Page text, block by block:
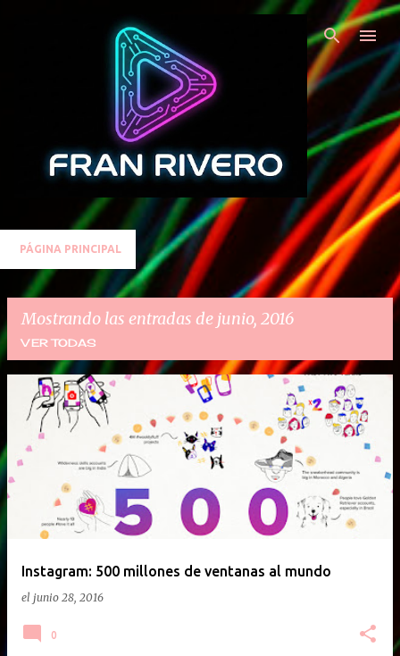
Ir al contenido principal
PÁGINA PRINCIPAL
Mostrando las entradas de junio, 2016
VER TODAS
t
r
a
d
Instagram: 500 millones de ventanas al mundo
el junio 28, 2016
0